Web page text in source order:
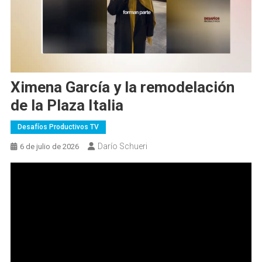
Ximena García y la remodelación
de la Plaza Italia
Desafíos Productivos TV
6 de julio de 2026 Darío Schueri